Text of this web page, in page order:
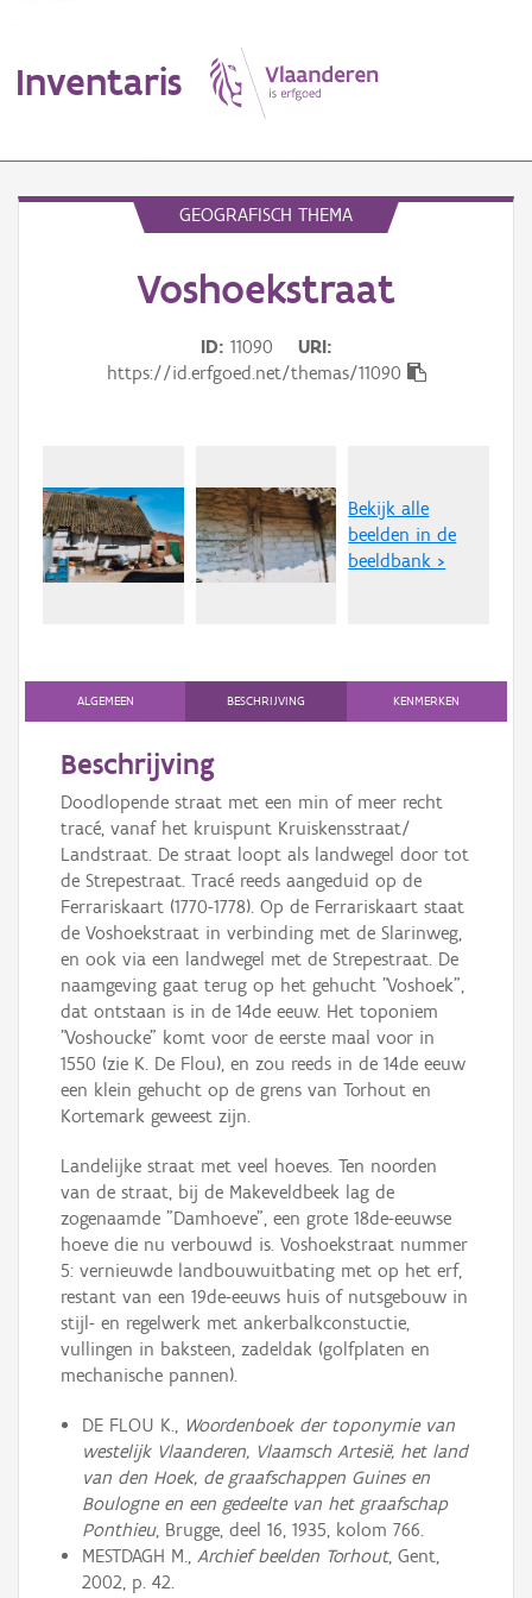
Inventaris
Gebeurtenis
Persoon of collectief
Aanmelden
GEOGRAFISCH THEMA
Voshoekstraat
ID 11090
URI
https://id.erfgoed.net/themas/11090
Bekijk alle
beelden in de
beeldbank >
ALGEMEEN BESCHRIJVING KENMERKEN
Beschrijving
Doodlopende straat met een min of meer recht
tracé, vanaf het kruispunt Kruiskensstraat/
Landstraat. De straat loopt als landwegel door tot
de Strepestraat. Tracé reeds aangeduid op de
Ferrariskaart (1770-1778). Op de Ferrariskaart staat
de Voshoekstraat in verbinding met de Slarinweg,
en ook via een landwegel met de Strepestraat. De
naamgeving gaat terug op het gehucht "Voshoek",
dat ontstaan is in de 14de eeuw. Het toponiem
"Voshoucke" komt voor de eerste maal voor in
1550 (zie K. De Flou), en zou reeds in de 14de eeuw
een klein gehucht op de grens van Torhout en
Kortemark geweest zijn.
Landelijke straat met veel hoeves. Ten noorden
van de straat, bij de Makeveldbeek lag de
zogenaamde "Damhoeve", een grote 18de-eeuwse
hoeve die nu verbouwd is. Voshoekstraat nummer
5: vernieuwde landbouwuitbating met op het erf,
restant van een 19de-eeuws huis of nutsgebouw in
stijl- en regelwerk met ankerbalkconstuctie,
vullingen in baksteen, zadeldak (golfplaten en
mechanische pannen).
DE FLOU K., Woordenboek der toponymie van
westelijk Vlaanderen, Vlaamsch Artesië, het land
van den Hoek, de graafschappen Guines en
Boulogne en een gedeelte van het graafschap
Ponthieu, Brugge, deel 16, 1935, kolom 766.
MESTDAGH M., Archief beelden Torhout, Gent,
2002, p. 42.